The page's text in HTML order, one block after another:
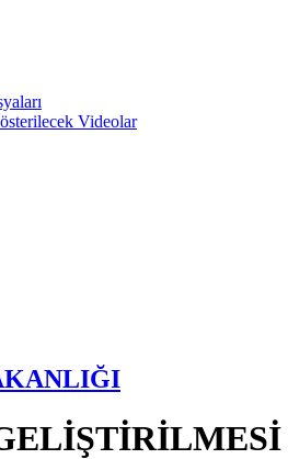
Videolar